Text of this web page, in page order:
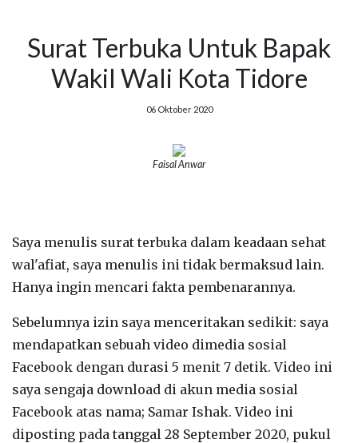
Surat Terbuka Untuk Bapak
Wakil Wali Kota Tidore
06 Oktober 2020
Faisal Anwar
Saya menulis surat terbuka dalam keadaan sehat
wal'afiat, saya menulis ini tidak bermaksud lain.
Hanya ingin mencari fakta pembenarannya.
Sebelumnya izin saya menceritakan sedikit: saya
mendapatkan sebuah video dimedia sosial
Facebook dengan durasi 5 menit 7 detik. Video ini
saya sengaja download di akun media sosial
Facebook atas nama; Samar Ishak. Video ini
diposting pada tanggal 28 September 2020, pukul